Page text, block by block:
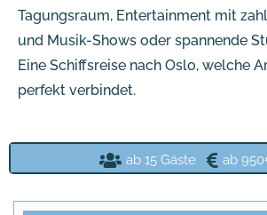
Tagungsraum, Entertainment mit
und Musik-Shows oder spannende
Eine Schiffsreise nach Oslo, welche
perfekt verbindet.
ab 15 Gäste ab